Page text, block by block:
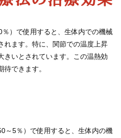
）で使用すると、生体内での機械
れます。特に、関節での温度上昇
きいとされています。この温熱効
できます。
～5％）で使用すると、生体内の機